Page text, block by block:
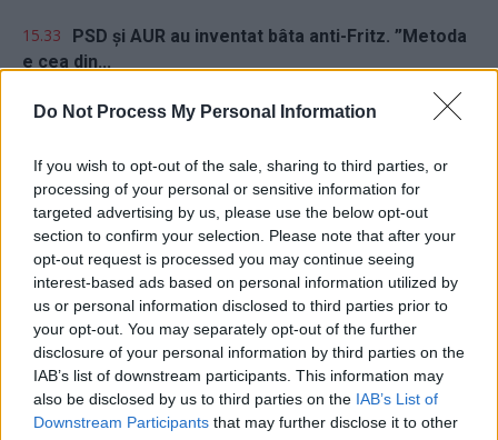
Do Not Process My Personal Information
If you wish to opt-out of the sale, sharing to third parties, or
processing of your personal or sensitive information for
targeted advertising by us, please use the below opt-out
section to confirm your selection. Please note that after your
opt-out request is processed you may continue seeing
interest-based ads based on personal information utilized by
us or personal information disclosed to third parties prior to
your opt-out. You may separately opt-out of the further
disclosure of your personal information by third parties on the
IAB’s list of downstream participants. This information may
also be disclosed by us to third parties on the IAB’s List of
Downstream Participants that may further disclose it to other
15.33
PSD și AUR au inventat bâta anti-Fritz. ”Metoda
e cea din...
14.18
Argentina a reușit! Metoda Milei: nu crești
Sondaj
Ce partid ați vota dacă alegerile parlamentare ar avea
loc duminica viitoare?
USR